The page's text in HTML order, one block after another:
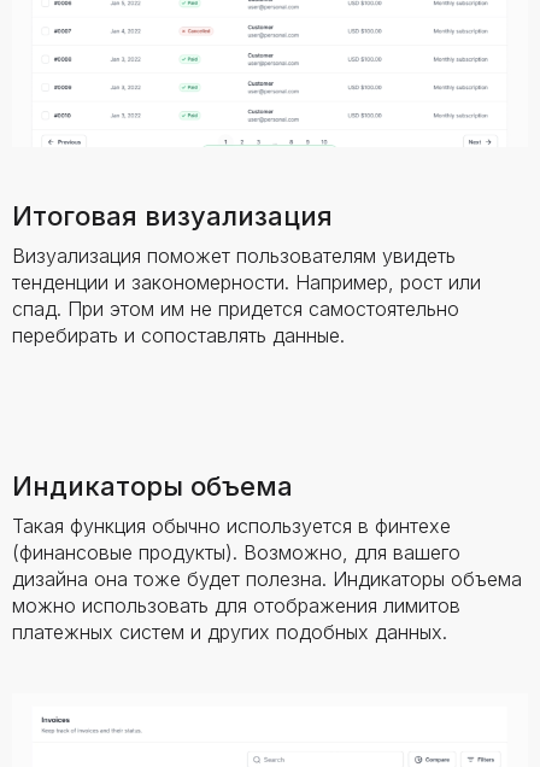
Итоговая визуализация
Визуализация поможет пользователям увидеть
тенденции и закономерности. Например, рост или
спад. При этом им не придется самостоятельно
перебирать и сопоставлять данные.
Индикаторы объема
Такая функция обычно используется в финтехе
(финансовые продукты). Возможно, для вашего
дизайна она тоже будет полезна. Индикаторы объема
можно использовать для отображения лимитов
платежных систем и других подобных данных.